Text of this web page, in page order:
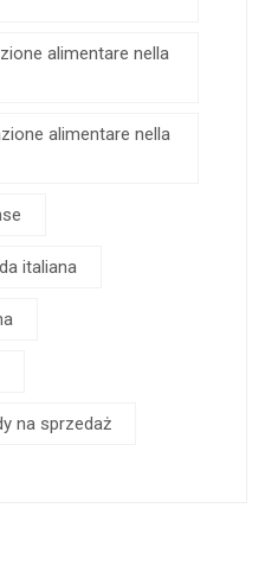
alimentare nella
alimentare nella
italiana
na sprzedaż